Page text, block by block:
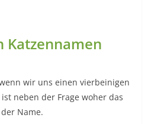
Katzennamen
wir uns einen vierbeinigen
neben der Frage woher das
Name.